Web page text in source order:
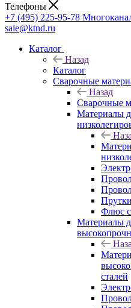
Телефоны
+7 (495) 225-95-78
sale@ktnd.ru
Каталог
Назад
Каталог
Сварочные
Назад
Сварочные
Материалы
Флюс
Материалы
сталей